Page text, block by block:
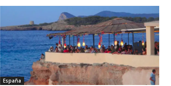
World
Thru
España